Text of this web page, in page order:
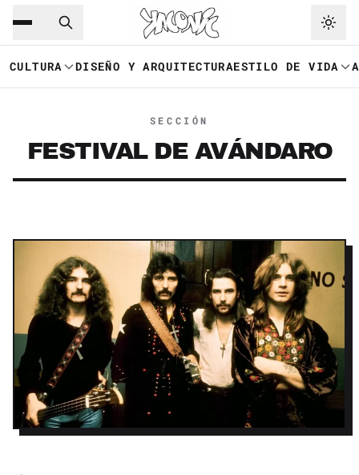
Saltar al contenido principal
CULTURA DISEÑO Y ARQUITECTURAESTILO DE VIDA
SECCIÓN
FESTIVAL DE AVÁNDARO